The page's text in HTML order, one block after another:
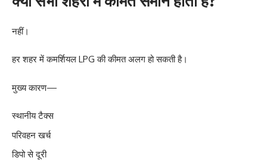
नहीं।
हर शहर में कमर्शियल LPG की कीमत अलग हो सकती है।
मुख्य कारण—
स्थानीय टैक्स
परिवहन खर्च
डिपो से दूरी